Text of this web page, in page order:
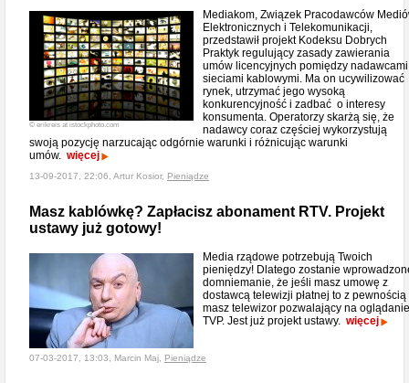
© erikreis at istockphoto.com
Mediakom, Związek Pracodawców
Elektronicznych i Telekomunikacji,
przedstawił projekt Kodeksu Dobrych
Praktyk regulujący zasady zawierania
umów licencyjnych pomiędzy
sieciami kablowymi. Ma on ucywilizować
rynek, utrzymać jego wysoką
konkurencyjność i zadbać o interesy
konsumenta. Operatorzy skarżą się, że
nadawcy coraz częściej wykorzystują
swoją pozycję narzucając odgórnie warunki i różnicując warunki
umów. więcej
13-09-2017, 22:06, Artur Kosior, Pieniądze
Masz kablówkę? Zapłacisz abonament RTV. Projekt
ustawy już gotowy!
Media rządowe potrzebują Twoich
pieniędzy! Dlatego zostanie
domniemanie, że jeśli masz umowę z
dostawcą telewizji płatnej to z pewnością
masz telewizor pozwalający na oglądanie
TVP. Jest już projekt ustawy. więcej
07-03-2017, 13:03, Marcin Maj, Pieniądze